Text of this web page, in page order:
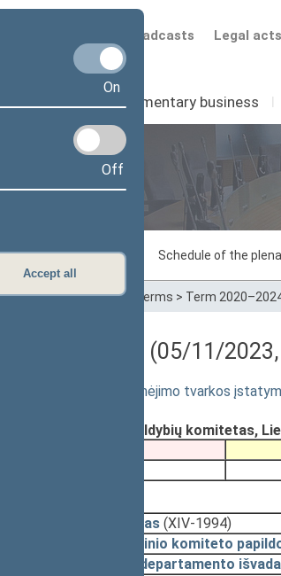
On
Off
Accept all
Legal
Scheduled broadcasts
Seimas I Parliamentary business I
Plenary sittings Schedule of the
>Parliamentary terms > Term
klausimas (05/11/
ginčų nagrinėjimo tvarkos
valdymo ir savivaldybių komitetas,
Įstatymas (XIV-1994)
Pagrindinio komiteto
Teisės departamento išvada